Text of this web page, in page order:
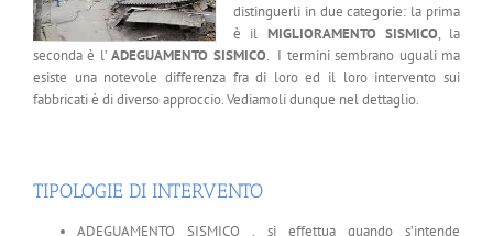
distinguerli in due categorie: la prima
è il MIGLIORAMENTO SISMICO, la
seconda è l’ADEGUAMENTO SISMICO. I termini sembrano uguali ma
esiste una notevole differenza fra di loro ed il loro intervento sui
fabbricati è di diverso approccio. Vediamoli dunque nel dettaglio.
TIPOLOGIE DI INTERVENTO
ADEGUAMENTO SISMICO , si effettua quando s’intende